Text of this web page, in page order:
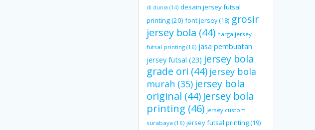
di dunia (14) desain jersey futsal
printing(20) font jersey(18) grosir
jersey bola (44) harga jersey
futsal printing (16) jasa pembuatan
jersey futsal (23) jersey bola
grade ori (44) jersey bola
murah (35) jersey bola
original (44) jersey bola
printing (46) jersey custom
surabaya (16) jersey futsal printing(19)